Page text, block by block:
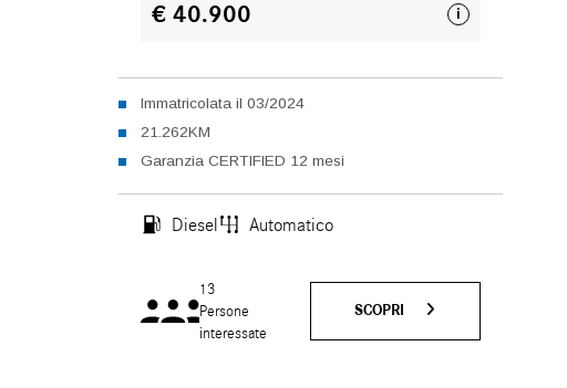
€ 40.900 i
Immatricolata il 03/2024
21.262KM
Garanzia CERTIFIED 12 mesi
Diesel Automatico
13
Persone
interessate
SCOPRI